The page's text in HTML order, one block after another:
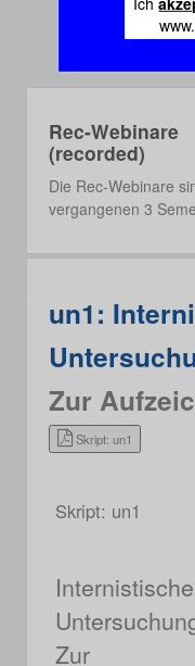
Rec-Webinare
(recorded)
Die Rec-Webinare
vergangenen 3
un1:
Zur
Skript: un1
Skript: un1
Internistische
Zur